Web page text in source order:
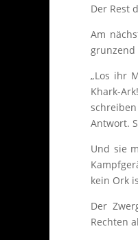
Der Rest
Am
grunzend
„Los ihr
Khark-
Antwort.
Und sie
kein Ork
Der
Rechten